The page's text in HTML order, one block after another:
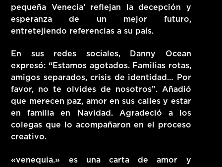
Hits – 96.5 FM
pequeña Venecia’ reflejan la decepción y
esperanza de un mejor futuro,
entretejiendo referencias a su país.
En sus redes sociales, Danny Ocean
expresó: “Estamos agotados. Familias rotas,
amigos separados, crisis de identidad… Por
favor, no te olvides de nosotros”. Añadió
que merecen paz, amor en sus calles y estar
en familia en Navidad. Agradeció a los
colegas que lo acompañaron en el proceso
creativo.
«venequia.» es una carta de amor y